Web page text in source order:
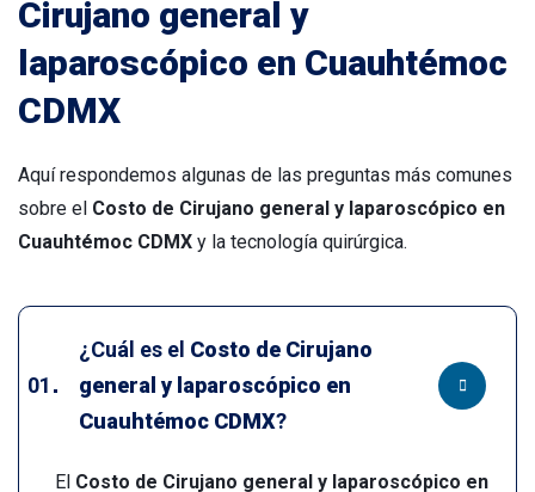
Cirujano general y
laparoscópico en Cuauhtémoc
CDMX
Aquí respondemos algunas de las preguntas más comunes
sobre el Costo de Cirujano general y laparoscópico en
Cuauhtémoc CDMX y la tecnología quirúrgica.
¿Cuál es el Costo de Cirujano
general y laparoscópico en
Cuauhtémoc CDMX?
El Costo de Cirujano general y laparoscópico en